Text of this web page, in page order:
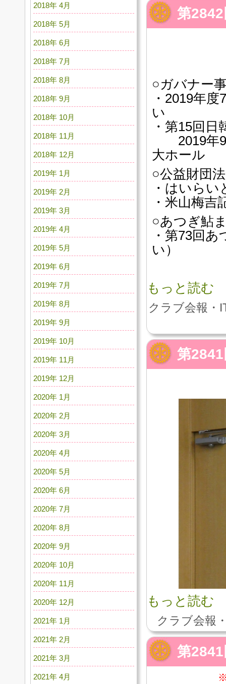
第
○ガバナー
・2019年
い
・第15回
2019年9
大ホール
○公益財団
・はいら
・米山梅
○あつぎ鮎
・第73回
い）
もっと読む
クラブ会報・
第
もっと読む
クラブ会報
第
2018年 4月
2018年 5月
2018年 6月
2018年 7月
2018年 8月
2018年 9月
2018年 10月
2018年 11月
2018年 12月
2019年 1月
2019年 2月
2019年 3月
2019年 4月
2019年 5月
2019年 6月
2019年 7月
2019年 8月
2019年 9月
2019年 10月
2019年 11月
2019年 12月
2020年 1月
2020年 2月
2020年 3月
2020年 4月
2020年 5月
2020年 6月
2020年 7月
2020年 8月
2020年 9月
2020年 10月
2020年 11月
2020年 12月
2021年 1月
2021年 2月
2021年 3月
2021年 4月